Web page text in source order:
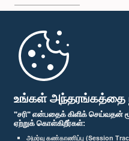
உங்கள் அந்தரங்கத்தை
"சரி" என்பதைக் கிளிக் செய்வதன்
ஏற்றுக் கொள்கிறீர்கள்:
அமர்வு கண்காணிப்பு (Session
முதற்பக்கம்
பாராளுமன்ற கையடக்க செயலி